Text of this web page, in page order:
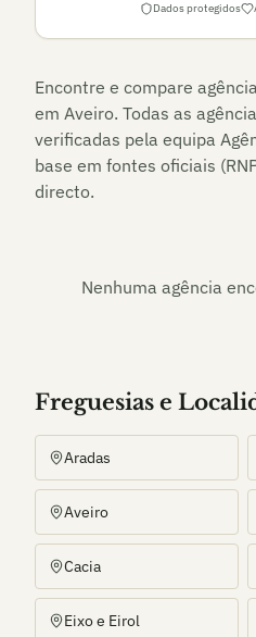
Dados protegidos
Encontre e compare
em Aveiro. Todas as
verificadas pela equipa
base em fontes oficiais
directo.
Nenhuma agência
Freguesias e
Aradas
Aveiro
Cacia
Eixo e Eirol